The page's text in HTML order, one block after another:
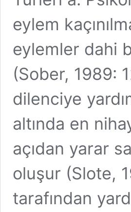
eylem
eylemler dahi
(Sober, 1989:
dilenciye
altında en
açıdan yarar
oluşur (Slote,
tarafından